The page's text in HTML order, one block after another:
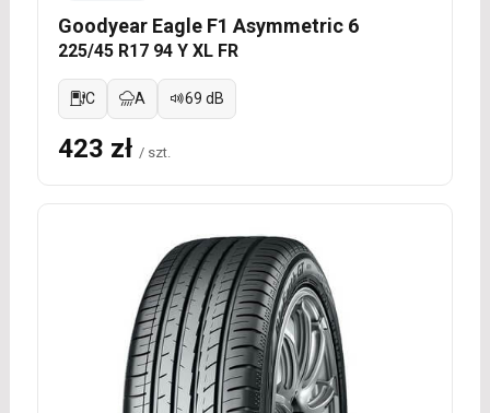
Goodyear Eagle F1 Asymmetric 6
225/45 R17 94 Y XL FR
C A 69 dB
423 zł / szt.